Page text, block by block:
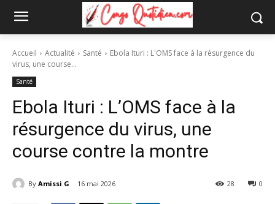
Accueil Actualité Santé
Ebola Ituri : L'OMS face à la résurgence du
virus, une course...
Santé
Ebola Ituri : L’OMS face à la
résurgence du virus, une
course contre la montre
By Amissi G 16 mai 2026 0
28